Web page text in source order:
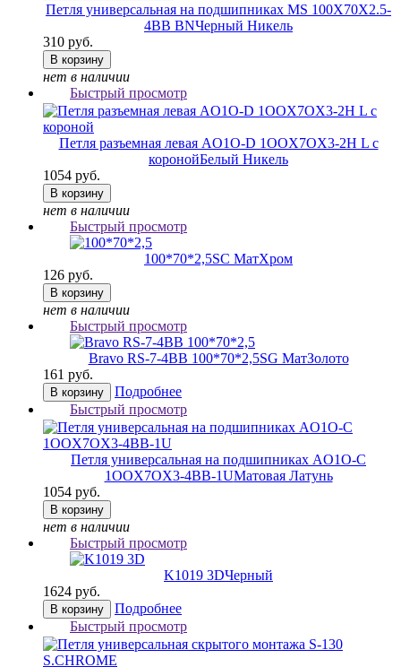
Петля универсальная на подшипниках MS 100X70X2.5-
4BB BNЧерный Никель
310 руб.
В корзину
нет в наличии
Быстрый просмотр
Петля разъемная левая AO1O-D 1OOX7OX3-2H L с
коронойБелый Никель
1054 руб.
В корзину
нет в наличии
Быстрый просмотр
100*70*2,5SC МатХром
126 руб.
В корзину
нет в наличии
Быстрый просмотр
Bravo RS-7-4BB 100*70*2,5SG МатЗолото
161 руб.
В корзину
Подробнее
Быстрый просмотр
Петля универсальная на подшипниках AO1O-C
1OOX7OX3-4BB-1UМатовая Латунь
1054 руб.
В корзину
нет в наличии
Быстрый просмотр
K1019 3DЧерный
1624 руб.
В корзину
Подробнее
Быстрый просмотр